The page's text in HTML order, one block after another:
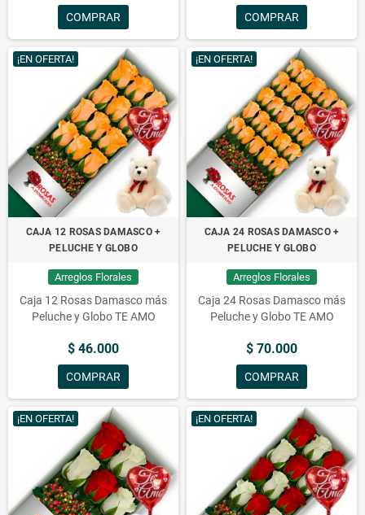
COMPRAR COMPRAR
¡EN OFERTA!
CAJA 12 ROSAS DAMASCO +
PELUCHE Y GLOBO
Arreglos Florales
Caja 12 Rosas Damasco más
Peluche y Globo TE AMO
$ 46.000
COMPRAR
¡EN OFERTA!
CAJA 24 ROSAS DAMASCO +
PELUCHE Y GLOBO
Arreglos Florales
Caja 24 Rosas Damasco más
Peluche y Globo TE AMO
$ 70.000
COMPRAR
¡EN OFERTA! ¡EN OFERTA!